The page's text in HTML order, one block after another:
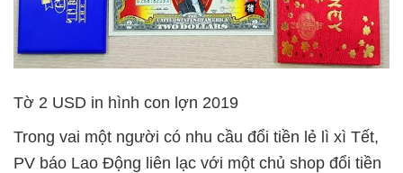
Tờ 2 USD in hình con lợn 2019
Trong vai một người có nhu cầu đổi tiền lẻ lì xì Tết,
PV báo Lao Động liên lạc với một chủ shop đổi tiền